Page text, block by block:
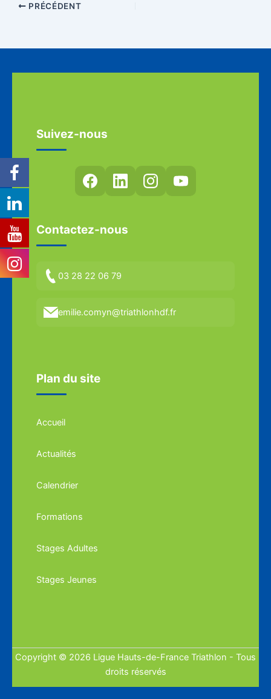
PRÉCÉDENT
Suivez-nous
Contactez-nous
03 28 22 06 79
emilie.comyn@triathlonhdf.fr
Plan du site
Accueil
Actualités
Calendrier
Formations
Stages Adultes
Stages Jeunes
Copyright © 2026 Ligue Hauts-de-France Triathlon - Tous
droits réservés